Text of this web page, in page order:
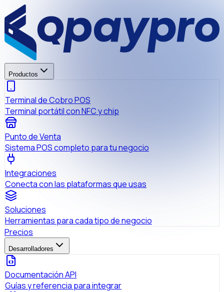
Productos
Terminal de Cobro POS
Terminal portátil con NFC y chip
Punto de Venta
Sistema POS completo para tu negocio
Integraciones
Conecta con las plataformas que usas
Soluciones
Herramientas para cada tipo de negocio
Precios
Desarrolladores
Documentación API
Guías y referencia para integrar